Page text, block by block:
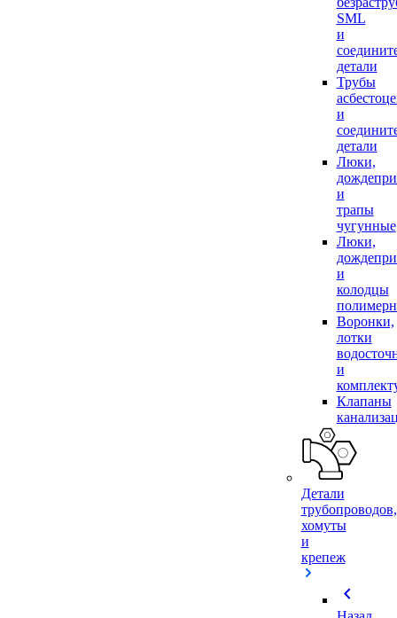
SML
и
детали
Трубы
и
детали
Люки,
и
трапы
чугунные
Люки,
и
колодцы
Воронки,
лотки
и
Клапаны
Детали
трубопроводов,
хомуты
и
крепеж
chevron_left